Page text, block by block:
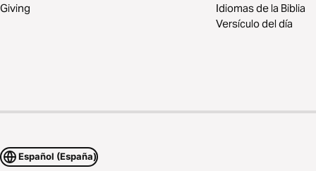
Giving
Idiomas de la Biblia
Versículo del día
Español (España)